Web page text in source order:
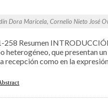
Dora Maricela, Cornelio Nieto José
Resumen
heterogéneo, que presentan
recepción como en la